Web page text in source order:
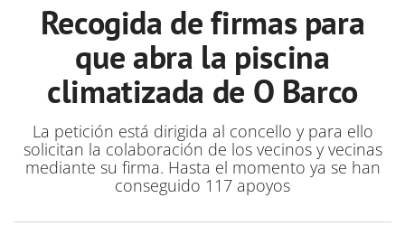
Recogida de firmas para
que abra la piscina
climatizada de O Barco
La petición está dirigida al concello y para ello
solicitan la colaboración de los vecinos y vecinas
mediante su firma. Hasta el momento ya se han
conseguido 117 apoyos